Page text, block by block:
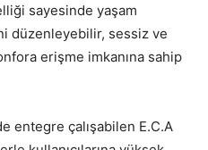
sayesinde yaşam
düzenleyebilir, sessiz ve
erişme imkanına sahip
entegre çalışabilen E.C.A